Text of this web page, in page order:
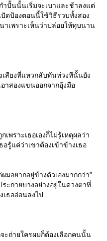
ปั้นนั้นเริ่มจะเบาและช้าลงแต่
ดป้องตอนนี้ใช้วิธีรวบทั้งสอง
เพราะเห็นว่าปล่อยให้ทุบนาน
เสียงที่แหวกลับทันท่วงทีนั้นยัง
าสองแขนออกจากอุ้งมือ
เพราะเธอเองก็ไม่รู้เหตุผลว่า
อรู้แค่ว่าเขาต้องเข้าข้างเธอ
อยากอยู่ข้างตัวเองมากกว่า”
กายบางอย่างอยู่ในดวงตาที่
เธออ่อนลงไป
ะถ่ายใครผมก็ต้องเลือกคนนั้น